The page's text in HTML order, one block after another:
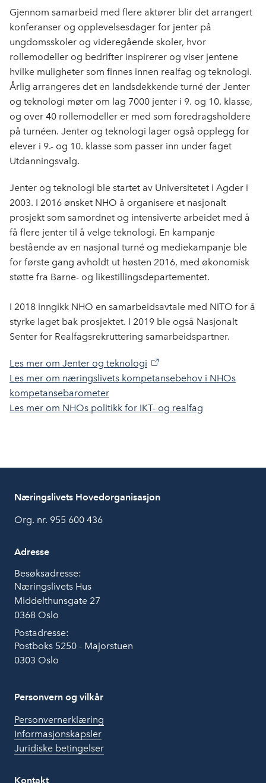
Gjennom samarbeid med flere aktører blir det arrangert
konferanser og opplevelsesdager for jenter på
ungdomsskoler og videregående skoler, hvor
rollemodeller og bedrifter inspirerer og viser jentene
hvilke muligheter som finnes innen realfag og teknologi.
Årlig arrangeres det en landsdekkende turné der Jenter
og teknologi møter om lag 7000 jenter i 9. og 10. klasse,
og over 40 rollemodeller er med som foredragsholdere
på turnéen. Jenter og teknologi lager også opplegg for
elever i 9.- og 10. klasse som passer inn under faget
Utdanningsvalg.
Jenter og teknologi ble startet av Universitetet i Agder i
2003. I 2016 ønsket NHO å organisere et nasjonalt
prosjekt som samordnet og intensiverte arbeidet med å
få flere jenter til å velge teknologi. En kampanje
bestående av en nasjonal turné og mediekampanje ble
for første gang avholdt ut høsten 2016, med økonomisk
støtte fra Barne- og likestillingsdepartementet.
I 2018 inngikk NHO en samarbeidsavtale med NITO for å
styrke laget bak prosjektet. I 2019 ble også Nasjonalt
Senter for Realfagsrekruttering samarbeidspartner.
Les mer om Jenter og teknologi
Les mer om næringslivets kompetansebehov i NHOs
kompetansebarometer
Les mer om NHOs politikk for IKT- og realfag
Næringslivets Hovedorganisasjon
Org. nr. 955 600 436
Adresse
Besøksadresse:
Næringslivets Hus
Middelthunsgate 27
0368 Oslo
Postadresse:
Postboks 5250 - Majorstuen
0303 Oslo
Personvern og vilkår
Personvernerklæring
Informasjonskapsler
Juridiske betingelser
Kontakt